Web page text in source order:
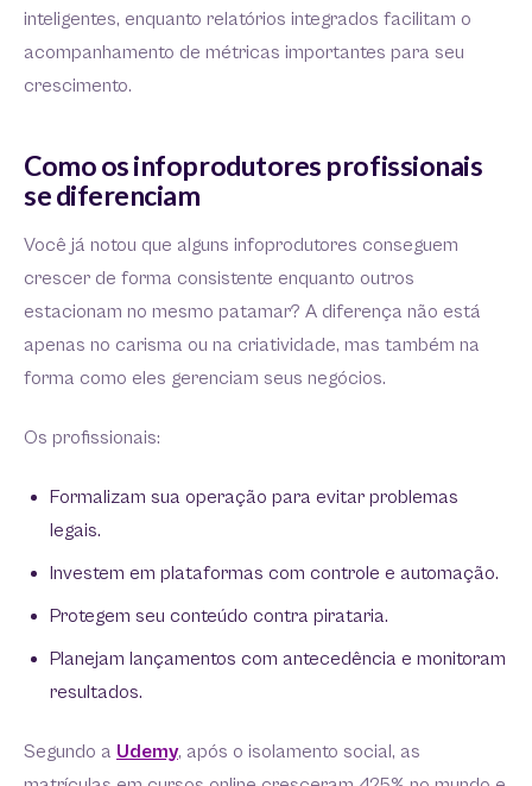
inteligentes, enquanto relatórios integrados facilitam o
acompanhamento de métricas importantes para seu
crescimento.
Como os infoprodutores profissionais
se diferenciam
Você já notou que alguns infoprodutores conseguem
crescer de forma consistente enquanto outros
estacionam no mesmo patamar? A diferença não está
apenas no carisma ou na criatividade, mas também na
forma como eles gerenciam seus negócios.
Os profissionais:
Formalizam sua operação para evitar problemas
legais.
Investem em plataformas com controle e automação.
Protegem seu conteúdo contra pirataria.
Planejam lançamentos com antecedência e monitoram
resultados.
Segundo a Udemy, após o isolamento social, as